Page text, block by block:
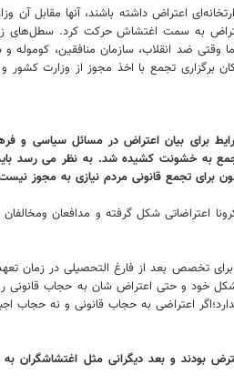
اعتراض داشته باشند، آنها مقابل آن
به سمت اغتشاش حرکت کرد. سطل‌های
وقتی ضد انقلاب، سازمان منافقین،
برگزاری تجمع با اخذ مجوز از وزارت
بیان اعتراض در مسائل سیاسی و
خشونت کشیده شد. به نظر می رسد باید
تجمع قانونی مردم نیازی به مجوز نیست و
شکل گرفته و مدافعان
تخصص بعد از فارغ التحصیلی در
خود و حتی اعتراض شان به حجاب قانونی
اعتراضی به حجاب قانونی و نه
بودند و بعد دیگرانی مثل اغتشاشگران